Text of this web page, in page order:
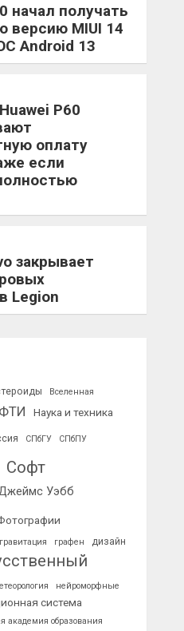
начал получать
версию MIUI 14
Android 13
P60
оплату
если
закрывает
Legion
Вселенная
Наука и техника
СПбГУ СПбПУ
Софт
Уэбб
гравитация графен
дизайн
нейроморфные
система
академия образования